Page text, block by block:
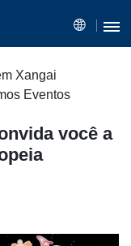
Xangai
Eventos
você a